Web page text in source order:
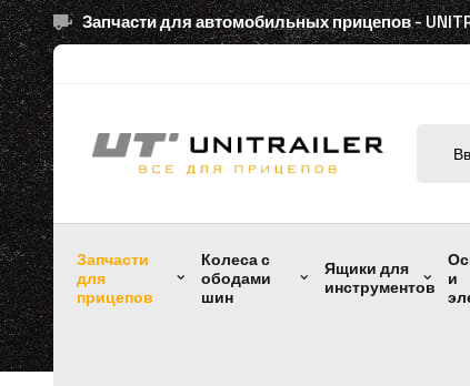
Запчасти для автомобильных прицепов -
Запчасти
для
прицепов
Колеса с
ободами
шин
Ящики для
инструментов
и